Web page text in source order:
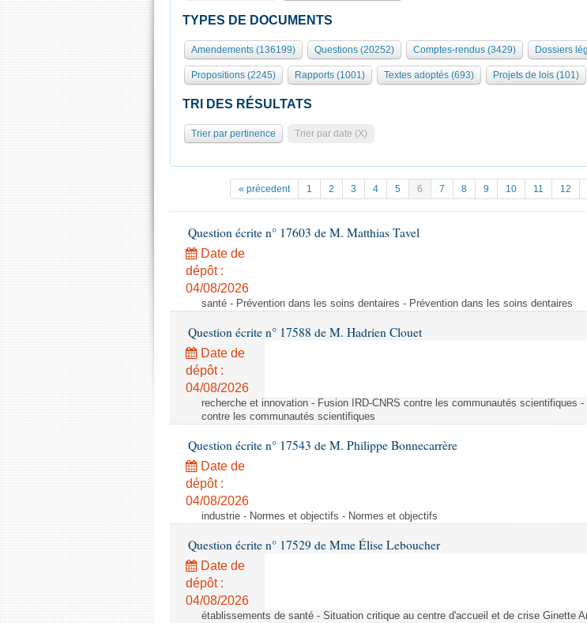
TYPES DE DOCUMENTS
Amendements (136199) Questions (20252) Comptes-rendus (3429) Dossiers
Propositions (2245) Rapports (1001) Textes adoptés (693) Projets de lois (101)
TRI DES RÉSULTATS
Trier par pertinence Trier par date (X)
« précedent 1 2 3 4 5 6 7 8 9 10 11 12
Question écrite n° 17603 de M. Matthias Tavel
Date de
dépôt :
04/08/2026
santé - Prévention dans les soins dentaires - Prévention dans les soins dentaires
Question écrite n° 17588 de M. Hadrien Clouet
Date de
dépôt :
04/08/2026
recherche et innovation - Fusion IRD-CNRS contre les communautés scientifiques -
contre les communautés scientifiques
Question écrite n° 17543 de M. Philippe Bonnecarrère
Date de
dépôt :
04/08/2026
industrie - Normes et objectifs - Normes et objectifs
Question écrite n° 17529 de Mme Élise Leboucher
Date de
dépôt :
04/08/2026
établissements de santé - Situation critique au centre d'accueil et de crise Ginette